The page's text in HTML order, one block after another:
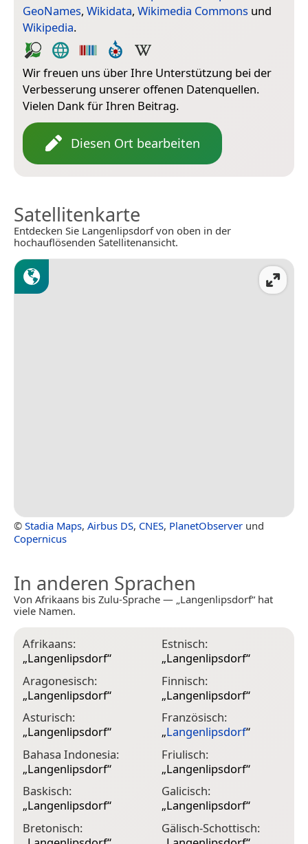
GeoNames, Wikidata, Wikimedia Commons und
Wikipedia.
Wir freuen uns über Ihre Unterstützung bei der
Verbesserung unserer offenen Datenquellen.
Vielen Dank für Ihren Beitrag.
Diesen Ort bearbeiten
Satellitenkarte
Entdecken Sie Langenlipsdorf von oben in der
hochauflösenden Satellitenansicht.
© Stadia Maps, Airbus DS, CNES, PlanetObserver und
Copernicus
In anderen Sprachen
Von Afrikaans bis Zulu-Sprache — „Langenlipsdorf“ hat
viele Namen.
Afrikaans:
„Langenlipsdorf“
Aragonesisch:
„Langenlipsdorf“
Asturisch:
„Langenlipsdorf“
Bahasa Indonesia:
„Langenlipsdorf“
Baskisch:
„Langenlipsdorf“
Bretonisch:
Estnisch:
„Langenlipsdorf“
Finnisch:
„Langenlipsdorf“
Französisch:
„Langenlipsdorf“
Friulisch:
„Langenlipsdorf“
Galicisch:
„Langenlipsdorf“
Gälisch-Schottisch: